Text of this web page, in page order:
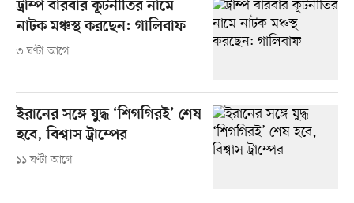
ট্রাম্প বারবার কূটনীতির নামে
নাটক মঞ্চস্থ করছেন: গালিবাফ
৩ ঘণ্টা আগে
ইরানের সঙ্গে যুদ্ধ ‘শিগগিরই’ শেষ
হবে, বিশ্বাস ট্রাম্পের
১১ ঘণ্টা আগে